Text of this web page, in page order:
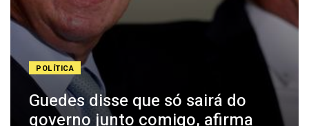
POLÍTICA
Guedes disse que só sairá do
governo junto comigo, afirma